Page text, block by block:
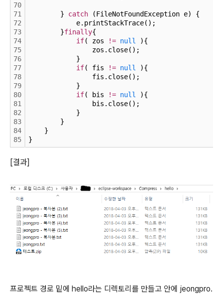
70
71
72
73
74
75
76
77
78
79
80
81
82
83
84
85
} catch (FileNotFoundException e) {
e.printStackTrace();
}finally{
if( zos != null ){
zos.close();
}
if( fis != null ){
fis.close();
}
if( bis != null ){
bis.close();
}
}
}
}
[결과]
프로젝트 경로 밑에 hello라는 디렉토리를 만들고 안에 jeongpro.